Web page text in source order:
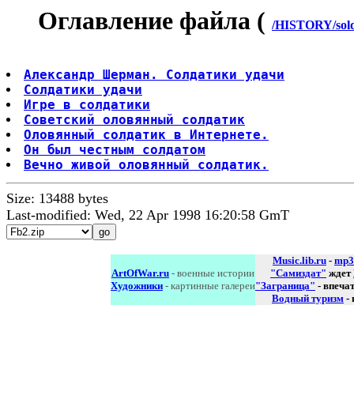
Оглавление файла ( /HISTORY/
Александр Шерман. Солдатики удачи
Солдатики удачи
Игре в солдатики
Советский оловянный солдатик
Оловянный солдатик в Интернете.
Он был честным солдатом
Вечно живой оловянный солдатик.
Size: 13488 bytes
Last-modified: Wed, 22 Apr 1998 16:20:58 GmT
ArtOfWar.ru - военные истории
Художники - картинные галереи
Music.lib.ru - mp3
"Самиздат" ждет
"Заграница" -
Водный туризм -